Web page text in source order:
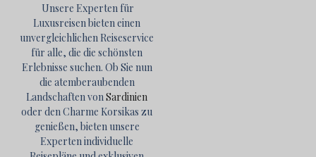
Unsere Experten für
Luxusreisen bieten einen
unvergleichlichen Reiseservice
für alle, die die schönsten
Erlebnisse suchen. Ob Sie nun
die atemberaubenden
Landschaften von Sardinien
oder den Charme Korsikas zu
genießen, bieten unsere
Experten individuelle